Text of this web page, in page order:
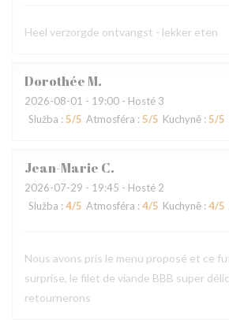
Heel verzorgde ontvangst - lekker eten
DorothéeM
2026-08-01 - 19:00 - Hosté 3
Služba : 5/5 Atmosféra : 5/5 Kuchyně : 5/5
Jean-Marie C
2026-07-29 - 19:45 - Hosté 2
Služba : 4/5 Atmosféra : 4/5 Kuchyně : 4/5
Nous avons pris le menu proposé et ce
surprise, le filet de viande BBB super
retournerons